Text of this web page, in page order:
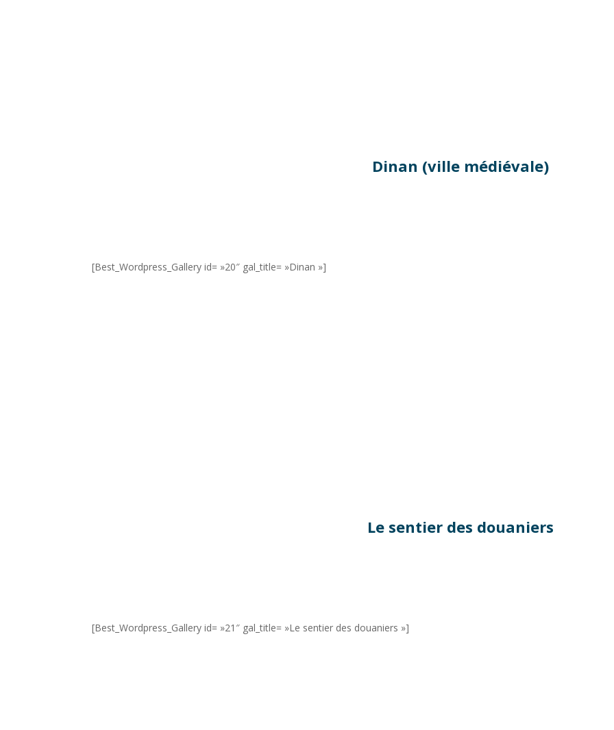
Dinan (ville médiévale)
[Best_Wordpress_Gallery id= »20″ gal_title= »Dinan »]
Le sentier des douaniers
[Best_Wordpress_Gallery id= »21″ gal_title= »Le sentier des douaniers »]